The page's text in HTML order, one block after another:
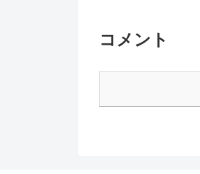
コメント